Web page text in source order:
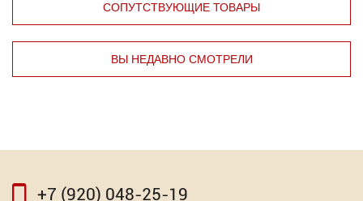
СОПУТСТВУЮЩИЕ ТОВАРЫ
⇦ ⇨
ВЫ НЕДАВНО СМОТРЕЛИ
+7 (920) 048-25-19